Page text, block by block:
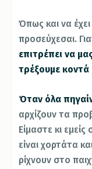
Όπως και να
προσεύχεσαι.
επιτρέπει να
τρέξουμε κοντά
Όταν όλα
αρχίζουν τα
Είμαστε κι
είναι χορτάτα
ρίχνουν στο